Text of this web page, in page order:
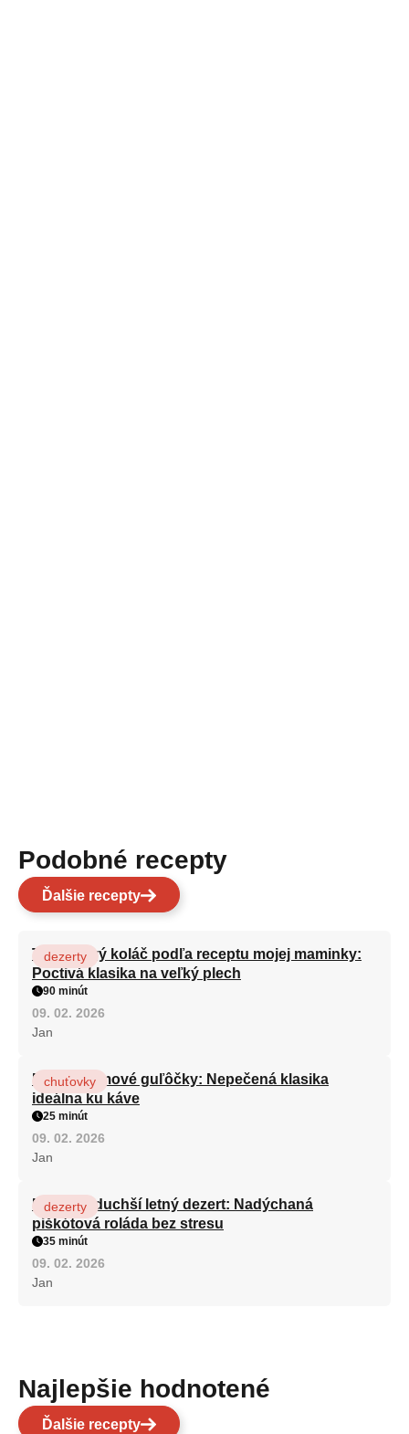
Podobné recepty
Ďalšie recepty
Tvarohový koláč podľa receptu mojej maminky:
Poctivá klasika na veľký plech
dezerty
90 minút
09. 02. 2026
Jan
Rýchle rumové guľôčky: Nepečená klasika
ideálna ku káve
chuťovky
25 minút
09. 02. 2026
Jan
Najjednoduchší letný dezert: Nadýchaná
piškótová roláda bez stresu
dezerty
35 minút
09. 02. 2026
Jan
Najlepšie hodnotené
Ďalšie recepty